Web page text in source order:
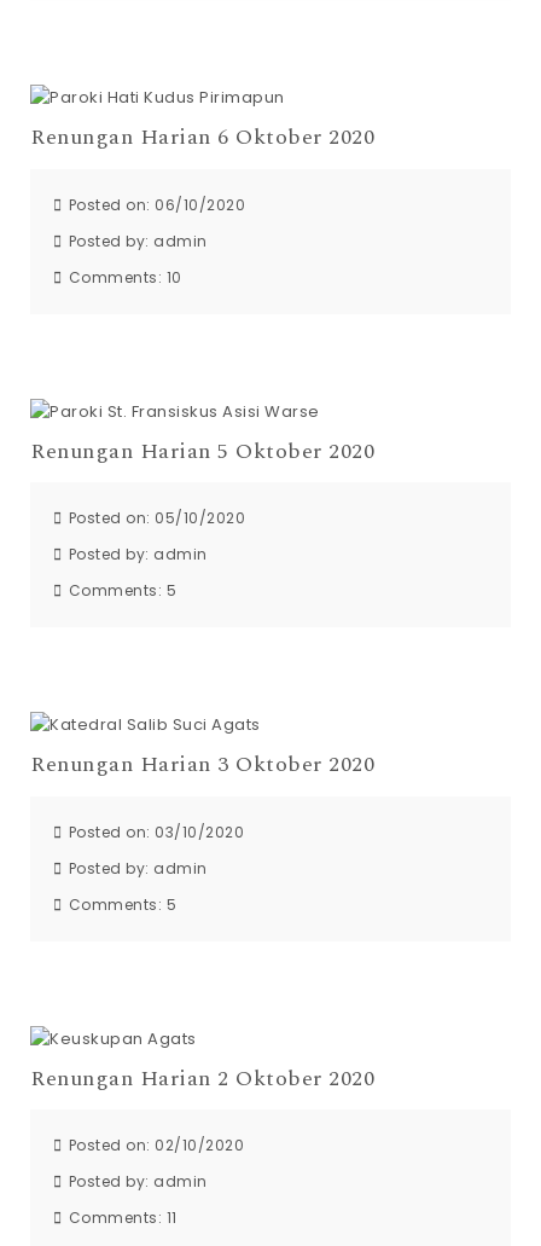
Renungan Harian 6 Oktober 2020
Posted on: 06/10/2020
Posted by: admin
Comments: 10
Renungan Harian 5 Oktober 2020
Posted on: 05/10/2020
Posted by: admin
Comments: 5
Renungan Harian 3 Oktober 2020
Posted on: 03/10/2020
Posted by: admin
Comments: 5
Renungan Harian 2 Oktober 2020
Posted on: 02/10/2020
Posted by: admin
Comments: 11